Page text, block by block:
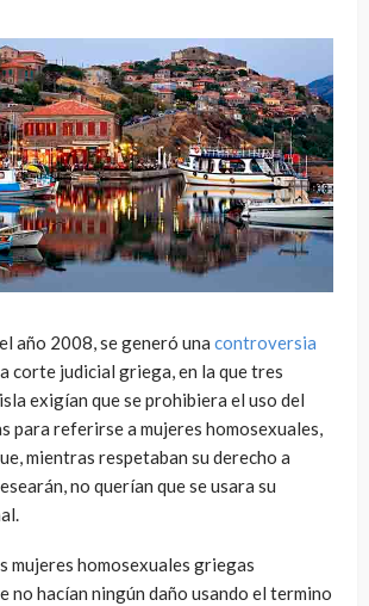
año 2008, se generó una controversia
corte judicial griega, en la que tres
exigían que se prohibiera el uso del
para referirse a mujeres homosexuales,
mientras respetaban su derecho a
no querían que se usara su
mujeres homosexuales griegas
no hacían ningún daño usando el termino